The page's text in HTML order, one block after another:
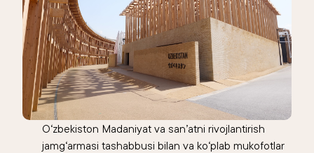
O‘zbekiston Madaniyat va san’atni rivojlantirish
jamg‘armasi tashabbusi bilan va ko‘plab mukofotlar